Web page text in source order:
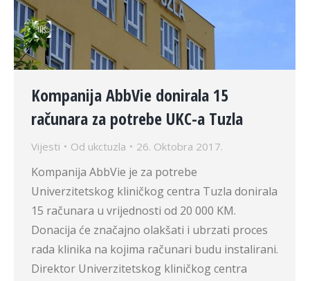
Kompanija AbbVie donirala 15
računara za potrebe UKC-a Tuzla
Vijesti Od ukctuzla 26. Oktobra 2017.
Kompanija AbbVie je za potrebe
Univerzitetskog kliničkog centra Tuzla donirala
15 računara u vrijednosti od 20 000 KM.
Donacija će značajno olakšati i ubrzati proces
rada klinika na kojima računari budu instalirani.
Direktor Univerzitetskog kliničkog centra